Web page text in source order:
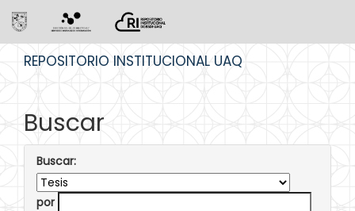
REPOSITORIO INSTITUCIONAL UAQ
Buscar
Buscar:
por